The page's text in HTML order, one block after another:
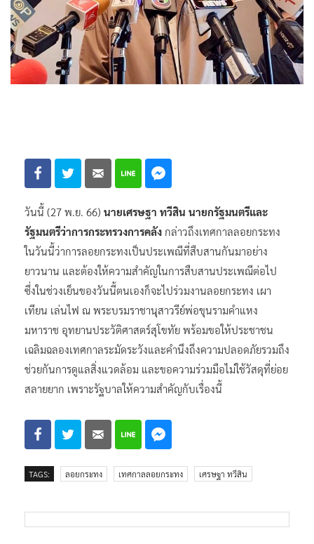
วันนี้ (27 พ.ย. 66) นายเศรษฐา ทวีสิน นายกรัฐมนตรีและ​
รัฐมนตรี​ว่าการ​กระทรวง​การคลัง กล่าวถึงเทศกาลลอยกระทง
ในวันนี้ว่าการลอยกระทงเป็นประเพณีที่สืบสานกันมาอย่าง
ยาวนาน และต้องให้ความสำคัญในการสืบสานประเพณีต่อไป
ซึ่งในช่วงเย็นของวันนี้ตนเองก็จะไปร่วมงานลอยกระทง เผา
เทียน เล่นไฟ ณ พระบรมราชานุสาวรีย์พ่อขุนรามคำแหง
มหาราช อุทยานประวัติศาสตร์สุโขทัย พร้อมขอให้ประชาชน
เฉลิมฉลองเทศกาลระมัดระวังและคำนึงถึงความปลอดภัยรวมถึง
ช่วยกันการดูแลสิ่งแวดล้อม และขอความร่วมมือไม่ใช้วัสดุที่ย่อย
สลายยาก เพราะรัฐบาลให้ความสำคัญกับเรื่องนี้
TAGS: ลอยกระทง เทศกาลลอยกระทง เศรษฐา ทวีสิน